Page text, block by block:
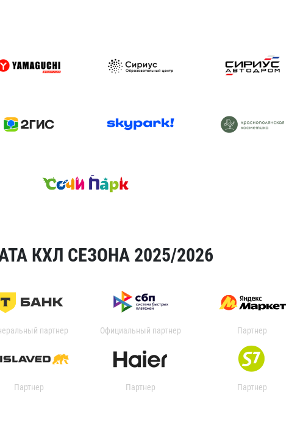
КХЛ СЕЗОНА 2025/2026
партнер Официальный партнер Партнер
Партнер Партнер Партнер